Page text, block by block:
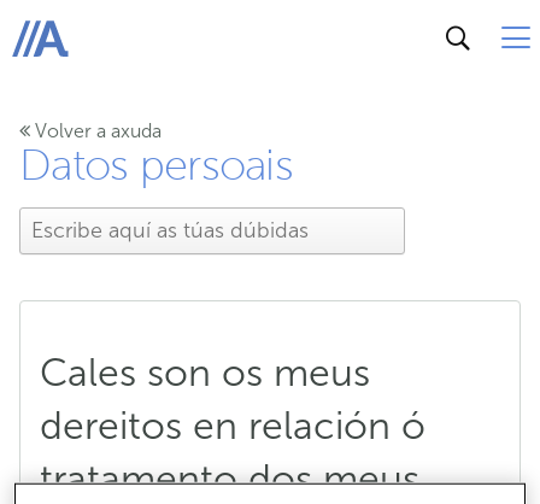
ABANCA
Volver a axuda
Datos persoais
Cales son os meus
dereitos en relación ó
tratamento dos meus